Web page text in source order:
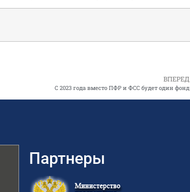
ВПЕРЕД
С 2023 года вместо ПФР и ФСС будет один фонд
Партнеры